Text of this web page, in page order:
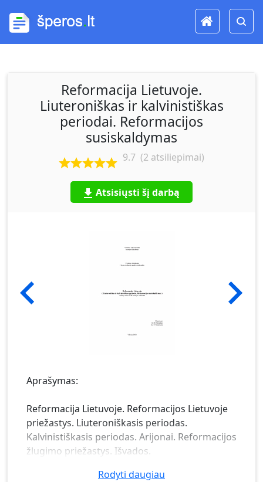
Reformacija Lietuvoje.
Liuteroniškas ir kalvinistiškas
periodai. Reformacijos
susiskaldymas
9.7 (2 atsiliepimai)
Atsisiųsti šį darbą
Aprašymas:
Reformacija Lietuvoje. Reformacijos Lietuvoje
priežastys. Liuteroniškasis periodas.
Kalvinistiškasis periodas. Arijonai. Reformacijos
žlugimo priežastys. Išvados.
Rodyti daugiau